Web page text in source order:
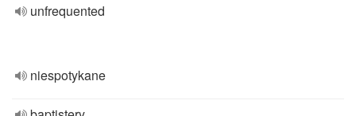
unfrequented
niespotykane